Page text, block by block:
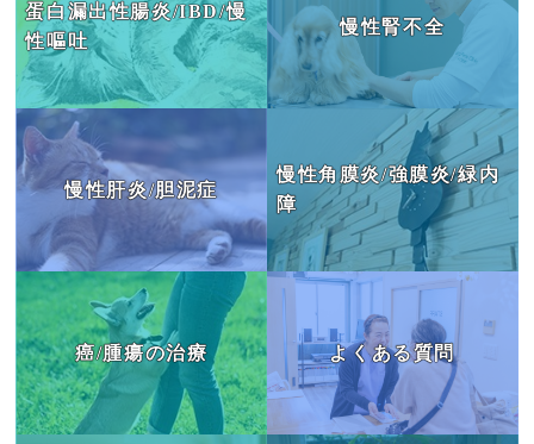
蛋白漏出性腸炎/IBD/慢
性嘔吐
慢性腎不全
慢性肝炎/胆泥症
慢性角膜炎/強膜炎/緑内
障
癌/腫瘍の治療 よくある質問